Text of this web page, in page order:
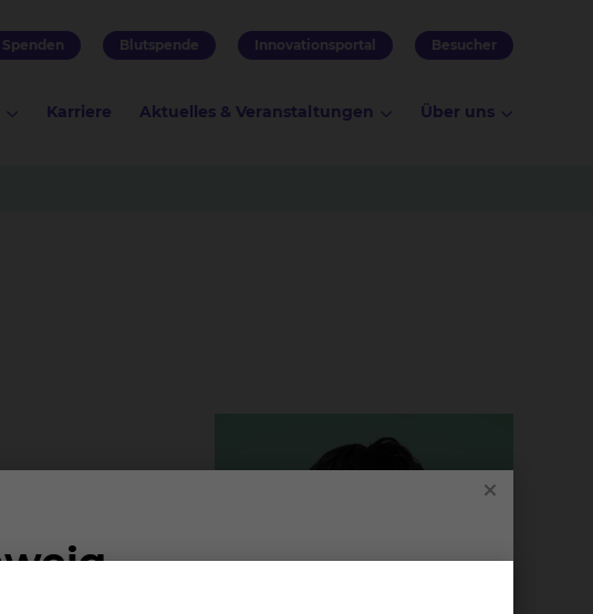
Spenden Blutspende Innovationsportal Besucher
Karriere Aktuelles & Veranstaltungen Über uns